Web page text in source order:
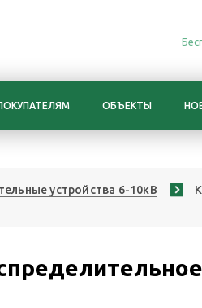
ОБЪЕКТЫ
устройства 6-10кВ